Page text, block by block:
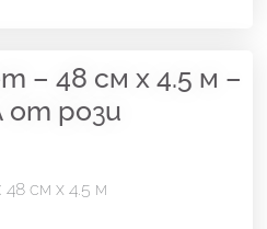
– 48 см х 4.5 м –
от рози
48 см х 4.5 м